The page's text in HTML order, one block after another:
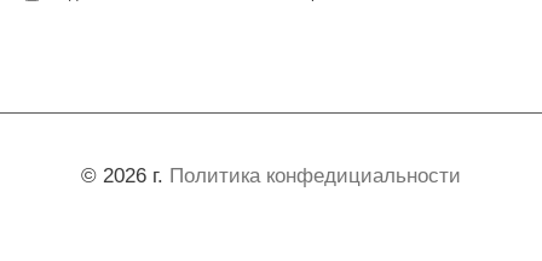
© 2026 г. Политика конфедициальности